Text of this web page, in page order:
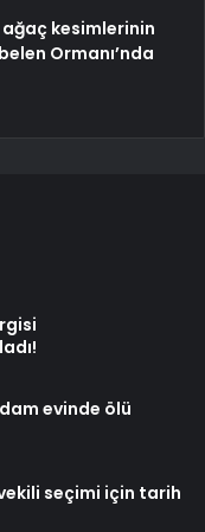
kesimlerinin
Ormanı’nda
evinde ölü
seçimi için tarih